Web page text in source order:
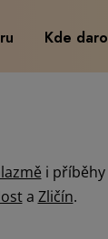
Kde
i
a Zličín.